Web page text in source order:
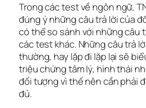
Trong các test về ngôn ngữ,
đúng ý những câu trả lời của
có thể so sánh với những câu
các test khác. Những câu trả
thường, hay lặp đi lặp lại sẽ
triệu chứng tâm lý, hình thái
đối tượng vì thế nên cần phải
đủ.